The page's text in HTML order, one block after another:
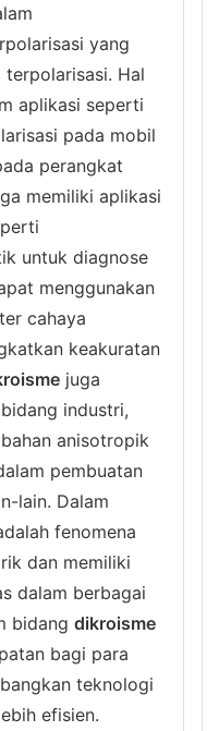
yang
Hal
aplikasi seperti
pada mobil
perangkat
memiliki aplikasi
untuk diagnose
menggunakan
cahaya
keakuratan
juga
industri,
anisotropik
pembuatan
lain. Dalam
fenomena
dan memiliki
dalam berbagai
bidang dikroisme
bagi para
teknologi
efisien.